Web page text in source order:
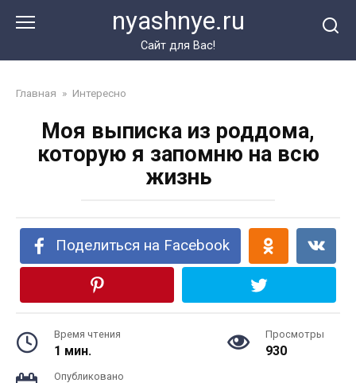
nyashnye.ru
Сайт для Вас!
Главная » Интересно
Моя выписка из роддома,
которую я запомню на всю
жизнь
Поделиться на Facebook
Время чтения
1 мин.
Просмотры
930
Опубликовано